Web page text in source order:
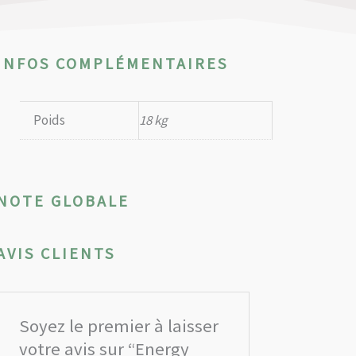
COMPLÉMENTAIRES
Poids 18 kg
GLOBALE
CLIENTS
Soyez le premier à laisser
votre avis sur “Energy